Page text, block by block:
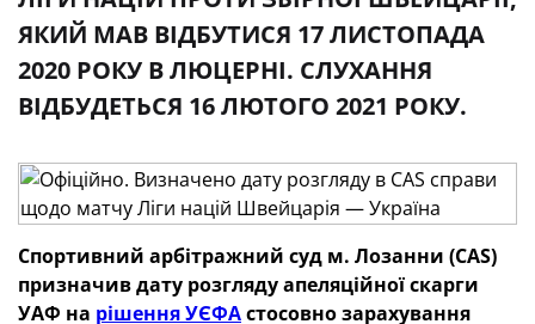
ЯКИЙ МАВ ВІДБУТИСЯ 17 ЛИСТОПАДА
2020 РОКУ В ЛЮЦЕРНІ. СЛУХАННЯ
ВІДБУДЕТЬСЯ 16 ЛЮТОГО 2021 РОКУ.
Спортивний арбітражний суд м. Лозанни (CAS)
призначив дату розгляду апеляційної скарги
УАФ на рішення УЄФАстосовно зарахування